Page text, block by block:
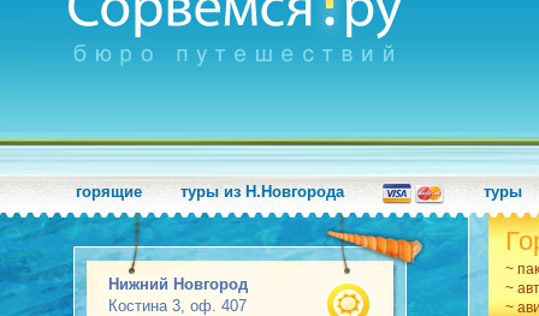
горящие туры из Н.Новгорода туры
Нижний Новгород
Костина 3, оф. 407
~
~
~